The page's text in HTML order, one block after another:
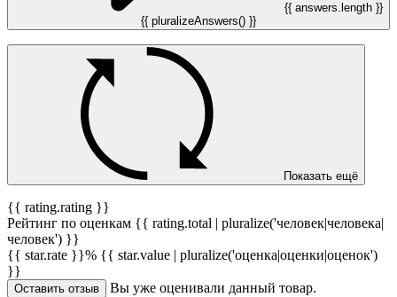
{{ answers.length }}
{{ pluralizeAnswers() }}
Показать ещё
{{ rating.rating }}
Рейтинг по оценкам {{ rating.total | pluralize('человек|человека|
человек') }}
{{ star.rate }}% {{ star.value | pluralize('оценка|оценки|оценок')
}}
Оставить отзыв Вы уже оценивали данный товар.